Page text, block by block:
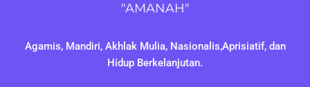
"AMANAH"
Agamis, Mandiri, Akhlak Mulia, Nasionalis,Aprisiatif, dan
Hidup Berkelanjutan.